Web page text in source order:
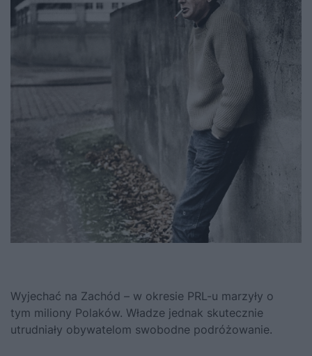
Wyjechać na Zachód – w okresie PRL-u marzyły o
tym miliony Polaków. Władze jednak skutecznie
utrudniały obywatelom swobodne podróżowanie.